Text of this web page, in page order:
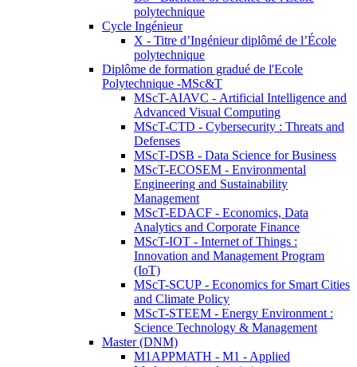
polytechnique
Cycle Ingénieur
X - Titre d’Ingénieur diplômé de l’École
polytechnique
Diplôme de formation gradué de l'Ecole
Polytechnique -MSc&T
MScT-AIAVC - Artificial Intelligence and
Advanced Visual Computing
MScT-CTD - Cybersecurity : Threats and
Defenses
MScT-DSB - Data Science for Business
MScT-ECOSEM - Environmental
Engineering and Sustainability
Management
MScT-EDACF - Economics, Data
Analytics and Corporate Finance
MScT-IOT - Internet of Things :
Innovation and Management Program
(IoT)
MScT-SCUP - Economics for Smart Cities
and Climate Policy
MScT-STEEM - Energy Environment :
Science Technology & Management
Master (DNM)
M1APPMATH - M1 - Applied